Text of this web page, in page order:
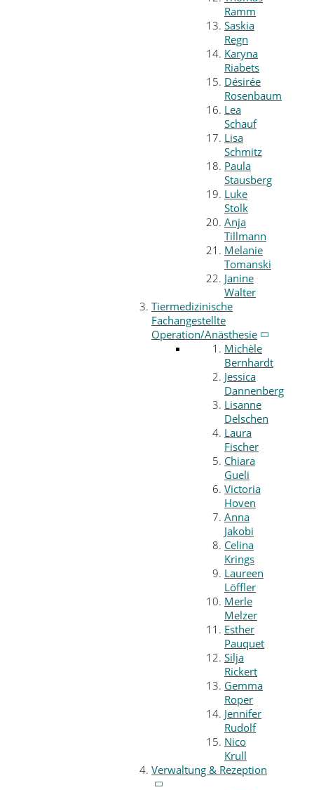
Ramm
Saskia
Regn
Karyna
Riabets
Désirée
Rosenbaum
Lea
Schauf
Lisa
Schmitz
Paula
Stausberg
Luke
Stolk
Anja
Tillmann
Melanie
Tomanski
Janine
Walter
Tiermedizinische
Fachangestellte
Operation/Anästhesie
Michèle
Bernhardt
Jessica
Dannenberg
Lisanne
Delschen
Laura
Fischer
Chiara
Gueli
Victoria
Hoven
Anna
Jakobi
Celina
Krings
Laureen
Löffler
Merle
Melzer
Esther
Pauquet
Silja
Rickert
Gemma
Roper
Jennifer
Rudolf
Nico
Krull
Verwaltung & Rezeption